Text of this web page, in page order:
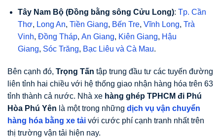
Tây Nam Bộ (Đồng bằng sông Cửu Long): Tp. Cần
Thơ, Long An, Tiền Giang, Bến Tre, Vĩnh Long, Trà
Vinh, Đồng Tháp, An Giang, Kiên Giang, Hậu
Giang, Sóc Trăng, Bạc Liêu và Cà Mau.
Bên cạnh đó, Trọng Tấn tập trung đầu tư các tuyến đường
liên tỉnh hai chiều với hệ thống giao nhận hàng hóa trên 63
tỉnh thành cả nước. Nhà xe hàng ghép TPHCM đi Phú
Hòa Phú Yên là một trong những dịch vụ vận chuyển
hàng hóa bằng xe tải với cước phí cạnh tranh nhất trên
thị trường vận tải hiện nay.